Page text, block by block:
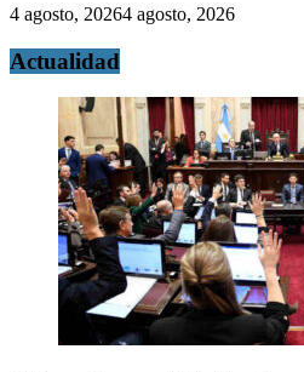
4 agosto, 20264 agosto, 2026
Actualidad